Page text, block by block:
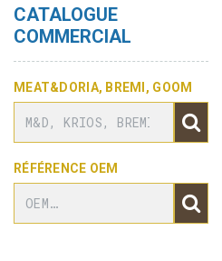
CATALOGUE
COMMERCIAL
MEAT&DORIA, BREMI, GOOM
RÉFÉRENCE OEM